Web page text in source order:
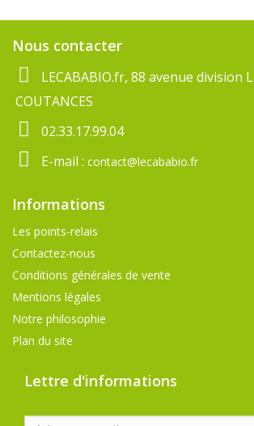
Nous contacter
LECABABIO.fr, 88 avenue division
COUTANCES
02.33.17.99.04
E-mail : contact@lecababio.fr
Informations
Les points-relais
Contactez-nous
Conditions générales de vente
Mentions légales
Notre philosophie
Plan du site
Lettre d'informations